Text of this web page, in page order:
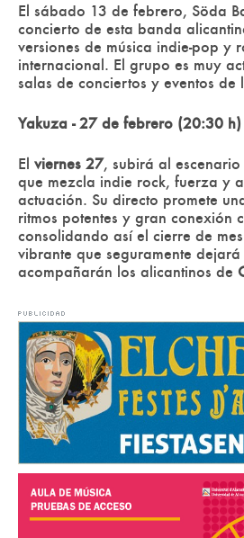
El sábado 13 de febrero, Söda
concierto de esta banda
versiones de música indie-pop y
internacional. El grupo es muy
salas de conciertos y eventos de
Yakuza - 27 de febrero (20:30 h)
El viernes 27, subirá al escenario
que mezcla indie rock, fuerza y
actuación. Su directo promete
ritmos potentes y gran conexión
consolidando así el cierre de
vibrante que seguramente dejará
acompañarán los alicantinos de